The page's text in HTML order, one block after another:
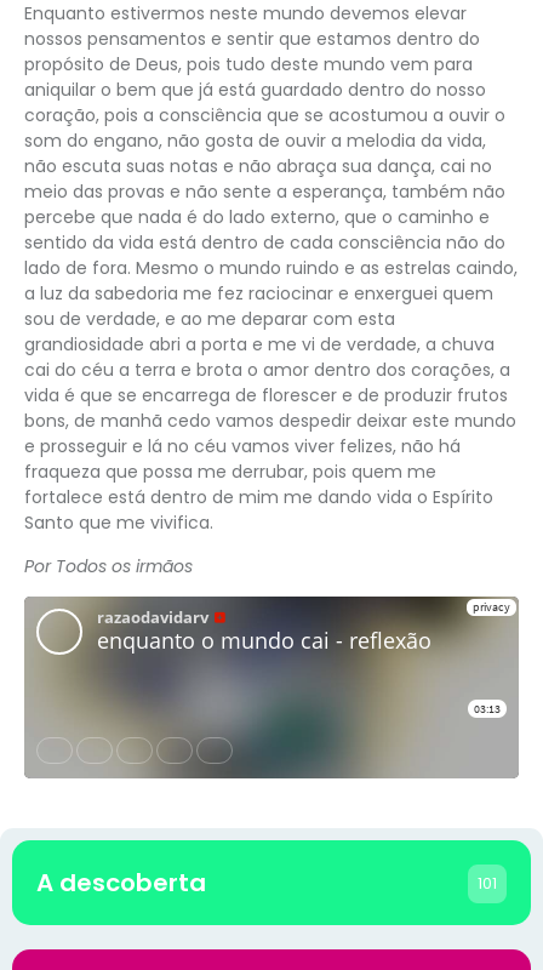
Enquanto estivermos neste mundo devemos elevar
nossos pensamentos e sentir que estamos dentro do
propósito de Deus, pois tudo deste mundo vem para
aniquilar o bem que já está guardado dentro do nosso
coração, pois a consciência que se acostumou a ouvir o
som do engano, não gosta de ouvir a melodia da vida,
não escuta suas notas e não abraça sua dança, cai no
meio das provas e não sente a esperança, também não
percebe que nada é do lado externo, que o caminho e
sentido da vida está dentro de cada consciência não do
lado de fora. Mesmo o mundo ruindo e as estrelas caindo,
a luz da sabedoria me fez raciocinar e enxerguei quem
sou de verdade, e ao me deparar com esta
grandiosidade abri a porta e me vi de verdade, a chuva
cai do céu a terra e brota o amor dentro dos corações, a
vida é que se encarrega de florescer e de produzir frutos
bons, de manhã cedo vamos despedir deixar este mundo
e prosseguir e lá no céu vamos viver felizes, não há
fraqueza que possa me derrubar, pois quem me
fortalece está dentro de mim me dando vida o Espírito
Santo que me vivifica.
Por Todos os irmãos
A descoberta 101